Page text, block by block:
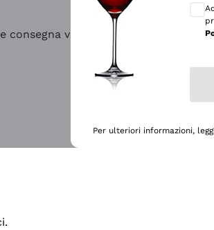
velocissima
Per ulteriori informazioni,